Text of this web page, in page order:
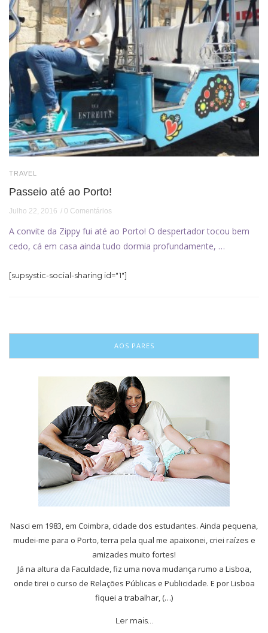
TRAVEL
Passeio até ao Porto!
Julho 22, 2016 0 Comentários
A convite da Zippy fui até ao Porto! O despertador tocou bem
cedo, cá em casa ainda tudo dormia profundamente, …
[supsystic-social-sharing id="1"]
AOS PARES
Nasci em 1983, em Coimbra, cidade dos estudantes. Ainda pequena,
mudei-me para o Porto, terra pela qual me apaixonei, criei raízes e
amizades muito fortes!
Já na altura da Faculdade, fiz uma nova mudança rumo a Lisboa,
onde tirei o curso de Relações Públicas e Publicidade. E por Lisboa
fiquei a trabalhar, (…)
Ler mais…